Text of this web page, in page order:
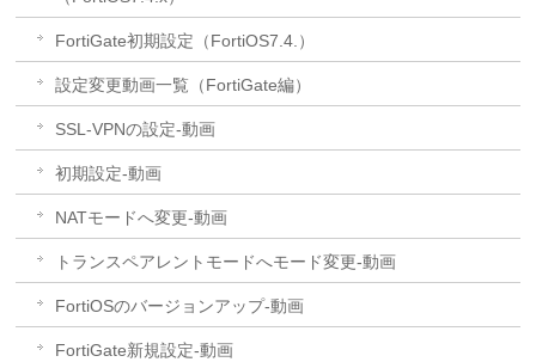
FortiGate初期設定（FortiOS7.4.）
設定変更動画一覧（FortiGate編）
SSL-VPNの設定-動画
初期設定-動画
NATモードへ変更-動画
トランスペアレントモードへモード変更-動画
FortiOSのバージョンアップ-動画
FortiGate新規設定-動画